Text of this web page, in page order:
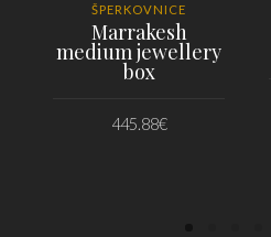
ŠPERKOVNICE
Marrakesh
medium jewellery
box
445.88€